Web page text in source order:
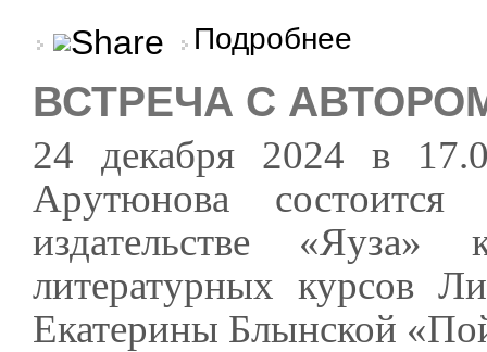
Подробнее
ВСТРЕЧА С
24 декабря 2024 в
Арутюнова
издательстве
литературных курсов
Екатерины Блынской